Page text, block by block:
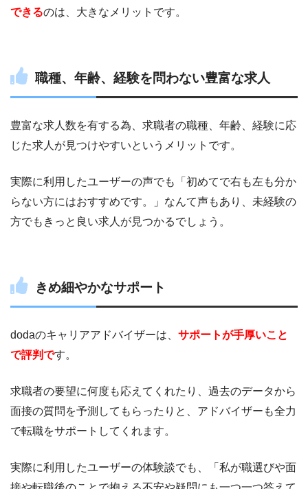
できるのは、大きなメリットです。
職種、年齢、経験を問わない豊富な求人
豊富な求人数を有する為、求職者の職種、年齢、経験に応
じた求人が見つけやすいというメリットです。
実際に利用したユーザーの声でも「初めてで右も左も分か
らない方にはおすすめです。」なんて声もあり、未経験の
方でもきっと良い求人が見つかるでしょう。
きめ細やかなサポート
dodaのキャリアアドバイザーは、 サポートが手厚いこと
で評判です。
求職者の要望に何度も応えてくれたり、過去のデータから
面接の質問を予測してもらったりと、アドバイザーも全力
で転職をサポートしてくれます。
実際に利用したユーザーの体験談でも、「私が職選びや面